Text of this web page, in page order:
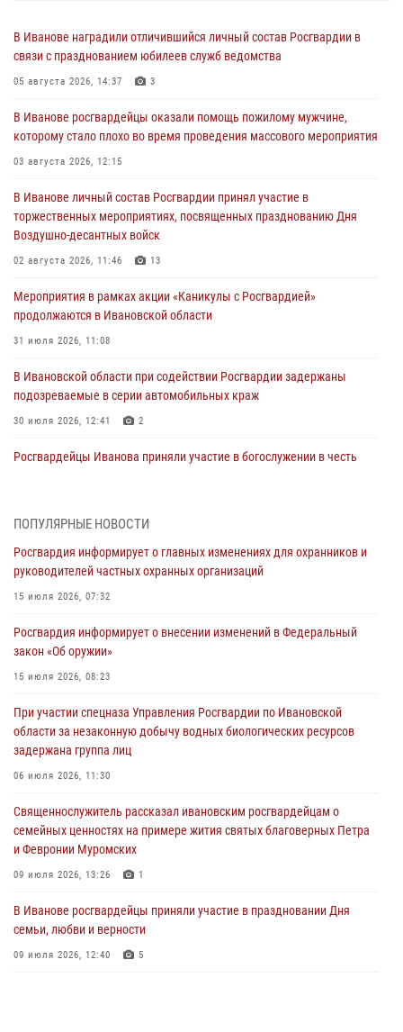
В Иванове наградили отличившийся личный состав Росгвардии в
связи с празднованием юбилеев служб ведомства
05 августа 2026, 14:37 3
В Иванове росгвардейцы оказали помощь пожилому мужчине,
которому стало плохо во время проведения массового мероприятия
03 августа 2026, 12:15
В Иванове личный состав Росгвардии принял участие в
торжественных мероприятиях, посвященных празднованию Дня
Воздушно-десантных войск
02 августа 2026, 11:46 13
Мероприятия в рамках акции «Каникулы с Росгвардией»
продолжаются в Ивановской области
31 июля 2026, 11:08
В Ивановской области при содействии Росгвардии задержаны
подозреваемые в серии автомобильных краж
30 июля 2026, 12:41 2
Росгвардейцы Иванова приняли участие в богослужении в честь
Росгвардии для ивановской молодежи
27 июля 2026, 14:10
занятие с вопитанниками детского лагеря
27 июля 2026, 12:56
охранными организациями состоялся в Управлении Росгвардии по
Ивановской области
24 июля 2026, 15:25
патроны у местного жителя
ПОПУЛЯРНЫЕ НОВОСТИ
Росгвардия информирует о главных изменениях для охранников и
руководителей частных охранных организаций
15 июля 2026, 07:32
Росгвардия информирует о внесении изменений в Федеральный
закон «Об оружии»
15 июля 2026, 08:23
При участии спецназа Управления Росгвардии по Ивановской
области за незаконную добычу водных биологических ресурсов
задержана группа лиц
06 июля 2026, 11:30
Священнослужитель рассказал ивановским росгвардейцам о
семейных ценностях на примере жития святых благоверных Петра
и Февронии Муромских
09 июля 2026, 13:26 1
В Иванове росгвардейцы приняли участие в праздновании Дня
семьи, любви и верности
09 июля 2026, 12:40 5